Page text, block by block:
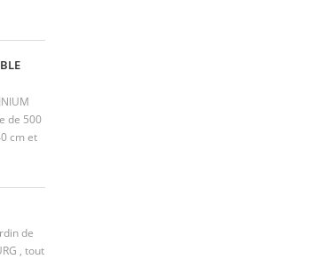
de
CO2
de 500
cm et
de
, tout